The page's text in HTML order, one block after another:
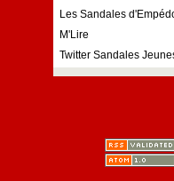
Les Sandales
M'Lire
Twitter Sandales